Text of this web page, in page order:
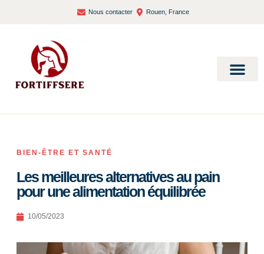
Nous contacter Rouen, France
BIEN-ÊTRE ET SANTÉ
Les meilleures alternatives au pain
pour une alimentation équilibrée
10/05/2023